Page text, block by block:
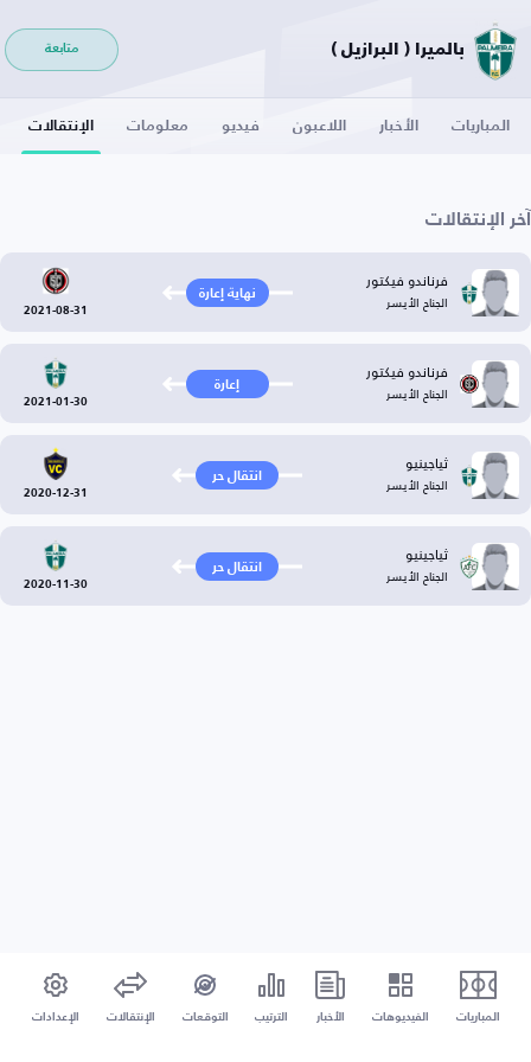
بالميرا ( البرازيل ) متابعة
المباريات الأخبار اللاعبون فيديو معلومات الإنتقالات
آخر الإنتقالات
فرناندو فيكتور
الجناح الأيسر نهاية إعارة
2021-08-31
فرناندو فيكتور
الجناح الأيسر إعارة
2021-01-30
ثياجينيو
الجناح الأيسر انتقال حر
2020-12-31
ثياجينيو
الجناح الأيسر انتقال حر
2020-11-30
المباريات الفيديوهات الأخبار الترتيب التوقعات الإنتقالات الإعدادات